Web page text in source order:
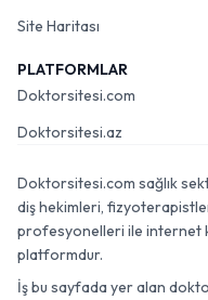
Site Haritası
PLATFORMLAR
Doktorsitesi.com
Doktorsitesi.az
Doktorsitesi.com sağlık
diş hekimleri,
profesyonelleri ile internet
platformdur.
İş bu sayfada yer alan